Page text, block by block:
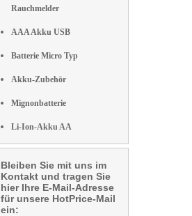
Rauchmelder
AAA Akku USB
Batterie Micro Typ
Akku-Zubehör
Mignonbatterie
Li-Ion-Akku AA
Bleiben Sie mit uns im
Kontakt und tragen Sie
hier Ihre E-Mail-Adresse
für unsere HotPrice-Mail
ein: